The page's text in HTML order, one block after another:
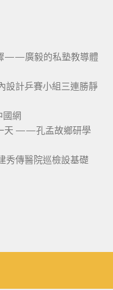
——廣毅的私塾教導體
設計乒賽小組三連勝靜
網
天 ——孔孟故鄉研學
秀傳醫院巡檢設基礎